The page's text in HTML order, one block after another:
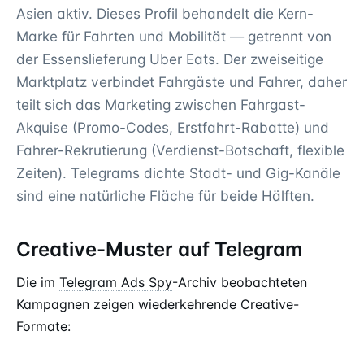
Asien aktiv. Dieses Profil behandelt die Kern-
Marke für Fahrten und Mobilität — getrennt von
der Essenslieferung Uber Eats. Der zweiseitige
Marktplatz verbindet Fahrgäste und Fahrer, daher
teilt sich das Marketing zwischen Fahrgast-
Akquise (Promo-Codes, Erstfahrt-Rabatte) und
Fahrer-Rekrutierung (Verdienst-Botschaft, flexible
Zeiten). Telegrams dichte Stadt- und Gig-Kanäle
sind eine natürliche Fläche für beide Hälften.
Creative-Muster auf Telegram
Die im Telegram Ads Spy-Archiv beobachteten
Kampagnen zeigen wiederkehrende Creative-
Formate: